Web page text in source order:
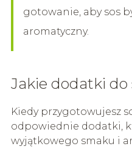
gotowanie, aby sos
aromatyczny.
Jakie dodatki do
Kiedy przygotowujesz
odpowiednie dodatki,
wyjątkowego smaku i